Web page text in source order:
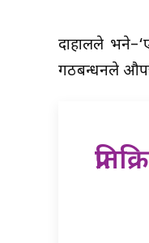
दाहालले
गठबन्धनले